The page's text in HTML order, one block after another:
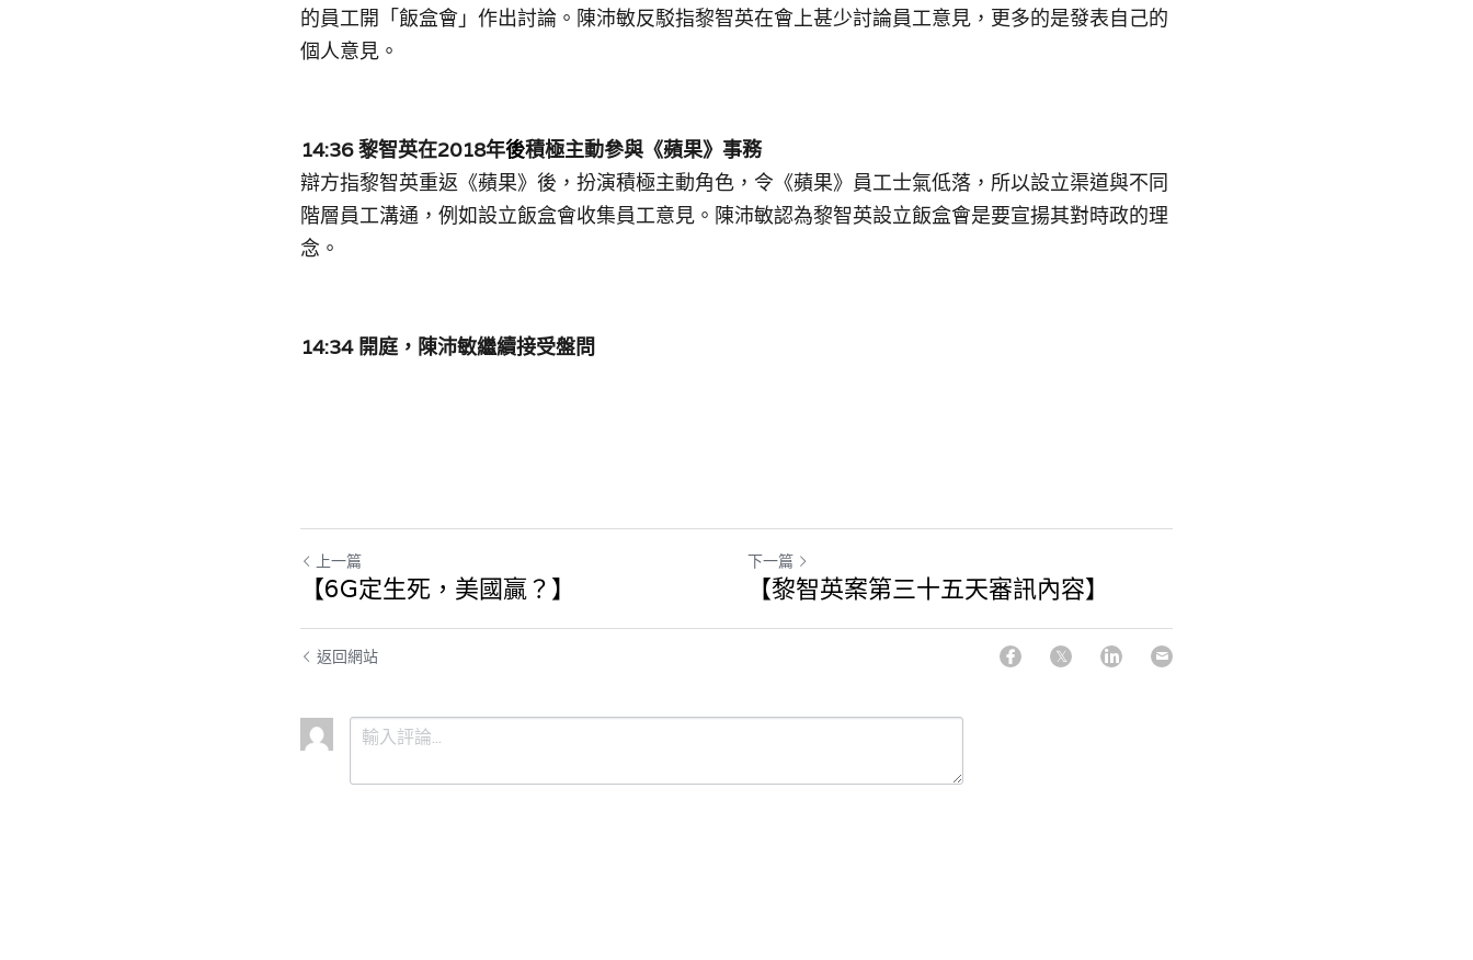
的員工開「飯盒會」作出討論。陳沛敏反駁指黎智英在會上甚少討論員工意見，更多的是發表自己的
個人意見。
14:36 黎智英在2018年後積極主動參與《蘋果》事務
辯方指黎智英重返《蘋果》後，扮演積極主動角色，令《蘋果》員工士氣低落，所以設立渠道與不同
階層員工溝通，例如設立飯盒會收集員工意見。陳沛敏認為黎智英設立飯盒會是要宣揚其對時政的理
念。
14:34 開庭，陳沛敏繼續接受盤問
上一篇
【6G定生死，美國贏？】
下一篇
【黎智英案第三十五天審訊內容】
返回網站